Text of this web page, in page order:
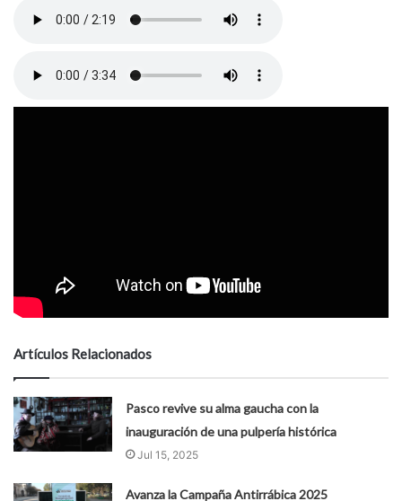
Artículos Relacionados
Pasco revive su alma gaucha con la
inauguración de una pulpería histórica
Jul 15, 2025
Avanza la Campaña Antirrábica 2025